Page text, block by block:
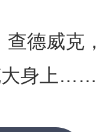
德威克，
大身上……